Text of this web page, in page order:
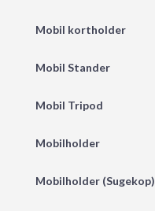
Mobil kortholder
Mobil Stander
Mobil Tripod
Mobilholder
Mobilholder (Sugekop)